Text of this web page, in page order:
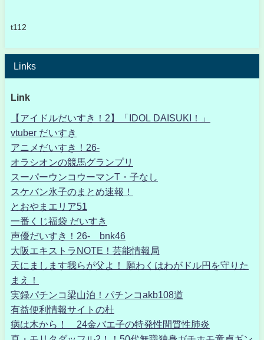
t112
Links
Link
【アイドルだいすき！2】「IDOL DAISUKI！」
vtuber だいすき
アニメだいすき！26-
オラシオンの競馬グランプリ
スーパーウンコウーマンT・子なし
スケバン氷子のまとめ速報！
とおやまエリア51
一番くじ福袋 だいすき
声優だいすき！26- bnk46
大阪エキストラNOTE！芸能情報局
天にまします我らが父よ！ 願わくはわがドル円を守りた
まえ！
実録パチンコ梁山泊！パチンコakb108道
有益便利情報サイトの杜
病は木から！ 24金バエ子の特発性間質性肺炎